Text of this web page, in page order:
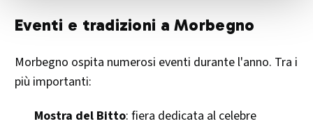
Eventi e tradizioni a Morbegno
Morbegno ospita numerosi eventi durante l'anno. Tra i
più importanti:​
Mostra del Bitto: fiera dedicata al celebre